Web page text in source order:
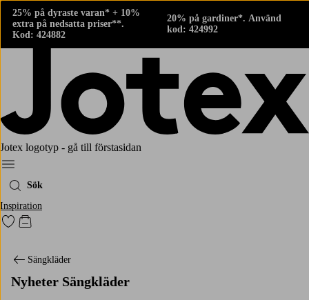
25% på dyraste varan* + 10%
extra på nedsatta priser**.
Kod: 424882
20% på gardiner*. Använd
kod: 424992
Jotex logotyp - gå till förstasidan
Meny
Sök
Inspiration
Gå till favoritmarkerade produkter
Gå till kundvagnen
Sängkläder
Nyheter Sängkläder